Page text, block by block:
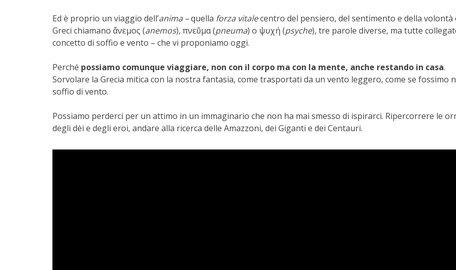
Ed è proprio un viaggio dell’anima –quella forza vitalecentro del pensiero, del sentimento e della volontà
Greci chiamano ἄνεμος (anemos), πνεῦμα (pneuma) o ψυχή (psyche), tre parole diverse, ma tutte
concetto di soffio e vento – che vi proponiamo oggi.
Perché possiamo comunque viaggiare, non con il corpo ma con la mente, anche restando in casa.
Sorvolare la Grecia mitica con la nostra fantasia, come trasportati da un vento leggero, come se fossimo
soffio di vento.
Possiamo perderci per un attimo in un immaginario che non ha mai smesso di ispirarci. Ripercorrere le
degli dèi e degli eroi, andare alla ricerca delle Amazzoni, dei Giganti e dei Centauri.